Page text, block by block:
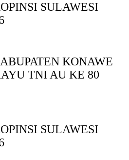
SULAWESI
KONAWE
TNI AU KE 80
SULAWESI